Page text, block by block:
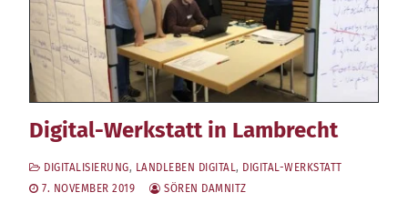
Digital-Werkstatt in Lambrecht
DIGITALISIERUNG, LANDLEBEN DIGITAL, DIGITAL-WERKSTATT
7. NOVEMBER 2019
SÖREN DAMNITZ